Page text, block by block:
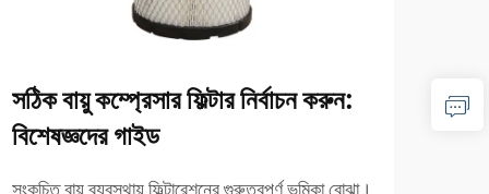
সঠিক বায়ু কম্প্রেসার ফিল্টার নির্বাচন করুন:
বিশেষজ্ঞদের গাইড
সংকুচিত বায়ু ব্যবস্থায় ফিল্টারেশনের গুরুত্বপূর্ণ ভূমিকা বোঝা।